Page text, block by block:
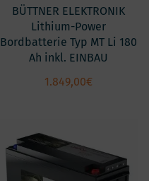
BÜTTNER ELEKTRONIK
Lithium-Power
Bordbatterie Typ MT Li 180
Ah inkl. EINBAU
1.849,00€